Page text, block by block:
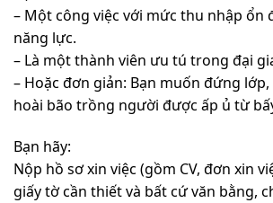
– Một công việc với mức thu nhập ổn
năng lực.
– Là một thành viên ưu tú trong đại
– Hoặc đơn giản: Bạn muốn đứng
hoài bão trồng người được ấp ủ từ
Bạn hãy:
Nộp hồ sơ xin việc (gồm CV, đơn xin
giấy tờ cần thiết và bất cứ văn bằng,